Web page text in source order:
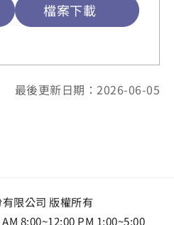
檔案下載
最後更新日期：2026-06-05
限公司 版權所有
8:00~12:00 PM 1:00~5:00